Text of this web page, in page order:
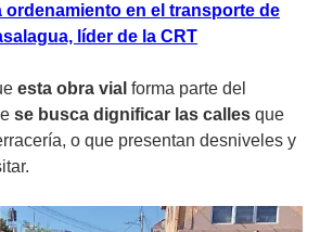
ordenamiento en el transporte de
líder de la CRT
esta obra vial forma parte del
se busca dignificar las calles que
o que presentan desniveles y